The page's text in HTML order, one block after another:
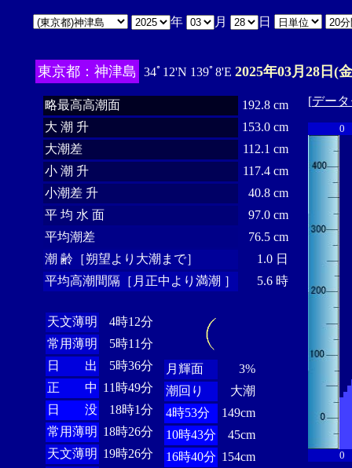
年 月 日
東京都：神津島 34ﾟ12'N 139ﾟ8'E 2025年03月28日(
略最高高潮面
192.8 cm
大 潮 升
153.0 cm
大潮差
112.1 cm
小 潮 升
117.4 cm
小潮差 升
40.8 cm
平 均 水 面
97.0 cm
平均潮差
76.5 cm
潮 齢［朔望より大潮まで］
1.0 日
平均高潮間隔［月正中より満潮 ］
5.6 時
天文薄明
4時12分
常用薄明
5時11分
日 出
5時36分
正 中 11時49分
日 没
18時1分
常用薄明 18時26分
天文薄明 19時26分
月輝面
3%
潮回り
大潮
4時53分
149cm
10時43分
45cm
16時40分 154cm
[デー
0
0